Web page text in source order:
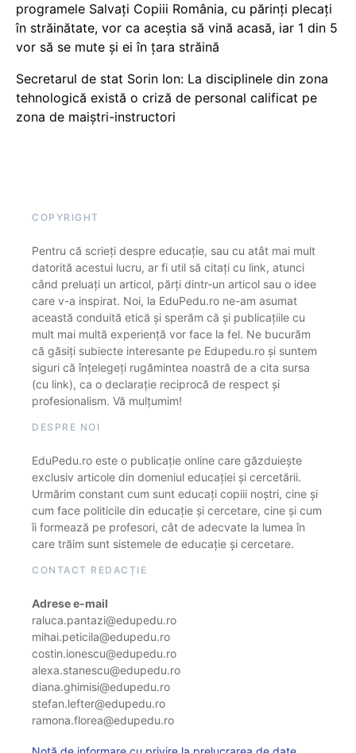
programele Salvați Copiii România, cu părinți plecați
în străinătate, vor ca aceștia să vină acasă, iar 1 din 5
vor să se mute și ei în țara străină
Secretarul de stat Sorin Ion: La disciplinele din zona
tehnologică există o criză de personal calificat pe
zona de maiștri-instructori
COPYRIGHT
Pentru că scrieți despre educație, sau cu atât mai mult
datorită acestui lucru, ar fi util să citați cu link, atunci
când preluați un articol, părți dintr-un articol sau o idee
care v-a inspirat. Noi, la EduPedu.ro ne-am asumat
această conduită etică și sperăm că și publicațiile cu
mult mai multă experiență vor face la fel. Ne bucurăm
că găsiți subiecte interesante pe Edupedu.ro și suntem
siguri că înțelegeți rugămintea noastră de a cita sursa
(cu link), ca o declarație reciprocă de respect și
profesionalism. Vă mulțumim!
DESPRE NOI
EduPedu.ro este o publicație online care găzduiește
exclusiv articole din domeniul educației și cercetării.
Urmărim constant cum sunt educați copiii noștri, cine și
cum face politicile din educație și cercetare, cine și cum
îi formează pe profesori, cât de adecvate la lumea în
care trăim sunt sistemele de educație și cercetare.
CONTACT REDACȚIE
Adrese e-mail
raluca.pantazi@edupedu.ro
mihai.peticila@edupedu.ro
costin.ionescu@edupedu.ro
alexa.stanescu@edupedu.ro
diana.ghimisi@edupedu.ro
stefan.lefter@edupedu.ro
ramona.florea@edupedu.ro